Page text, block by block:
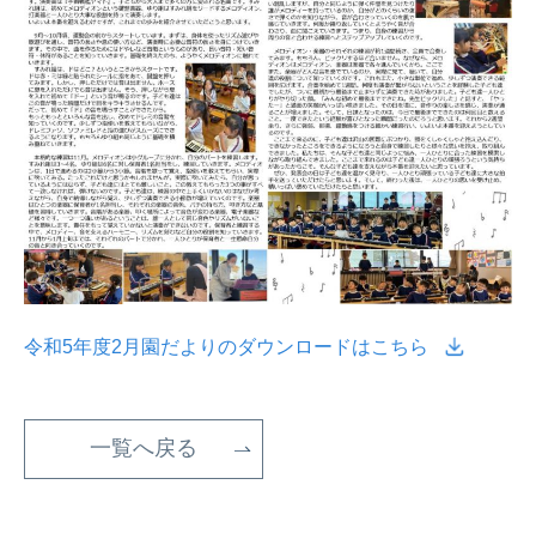
令和5年度2月園だよりのダウンロードはこちら
一覧へ戻る